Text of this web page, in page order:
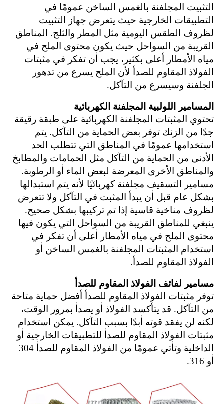
التثبيت المجلفنة بالغمس الساخن عمومًا في
التطبيقات الخارجية حيث يتعرض جهاز التثبيت
لظروف الطقس اليومية مثل المطر والثلج. المناطق
القريبة من السواحل حيث يكون محتوى الملح في
مياه الأمطار أعلى بكثير، يجب أن تفكر في مثبتات
الفولاذ المقاوم للصدأ لأن الملح يسرع من تدهور
الجلفنة وسيسرع من التآكل.
المسامير اللولبية المجلفنة الكهربائية
تحتوي المثبتات المجلفنة الكهربائية على طبقة رقيقة
جدًا من الزنك توفر بعض الحماية من التآكل. يتم
استخدامها عمومًا في المناطق التي تتطلب الحد
الأدنى من الحماية من التآكل مثل الحمامات والمطابخ
والمناطق الأخرى المعرضة لبعض الماء أو الرطوبة.
مسامير التسقيف مجلفنة كهربائيًا لأنه يتم استبدالها
بشكل عام قبل أن يبدأ المثبت في التآكل ولا تتعرض
لظروف مناخية قاسية إذا تم تركيبها بشكل صحيح.
ينبغي للمناطق القريبة من السواحل التي يكون فيها
محتوى الملح في مياه الأمطار أعلى أن تفكر في
استخدام المثبتات المجلفنة بالغمس الساخن أو
الفولاذ المقاوم للصدأ.
مسامير لفائف الفولاذ المقاوم للصدأ
توفر مثبتات الفولاذ المقاوم للصدأ أفضل حماية متاحة
من التآكل. قد يتأكسد الفولاذ أو يصدأ بمرور الوقت،
لكنه لن يفقد قوته أبدًا بسبب التآكل. يمكن استخدام
مثبتات الفولاذ المقاوم للصدأ للتطبيقات الخارجية أو
الداخلية وتأتي عمومًا من الفولاذ المقاوم للصدأ 304
أو 316.